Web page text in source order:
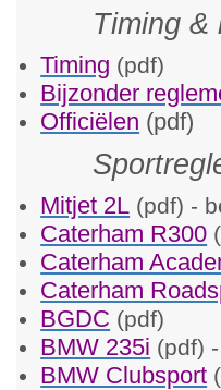
Timing &
Timing (pdf)
Bijzonder
Officiëlen (pdf)
Mitjet 2L (pdf) -
Caterham R300
Caterham
Caterham
BGDC (pdf)
BMW 235i (pdf)
BMW Clubsport